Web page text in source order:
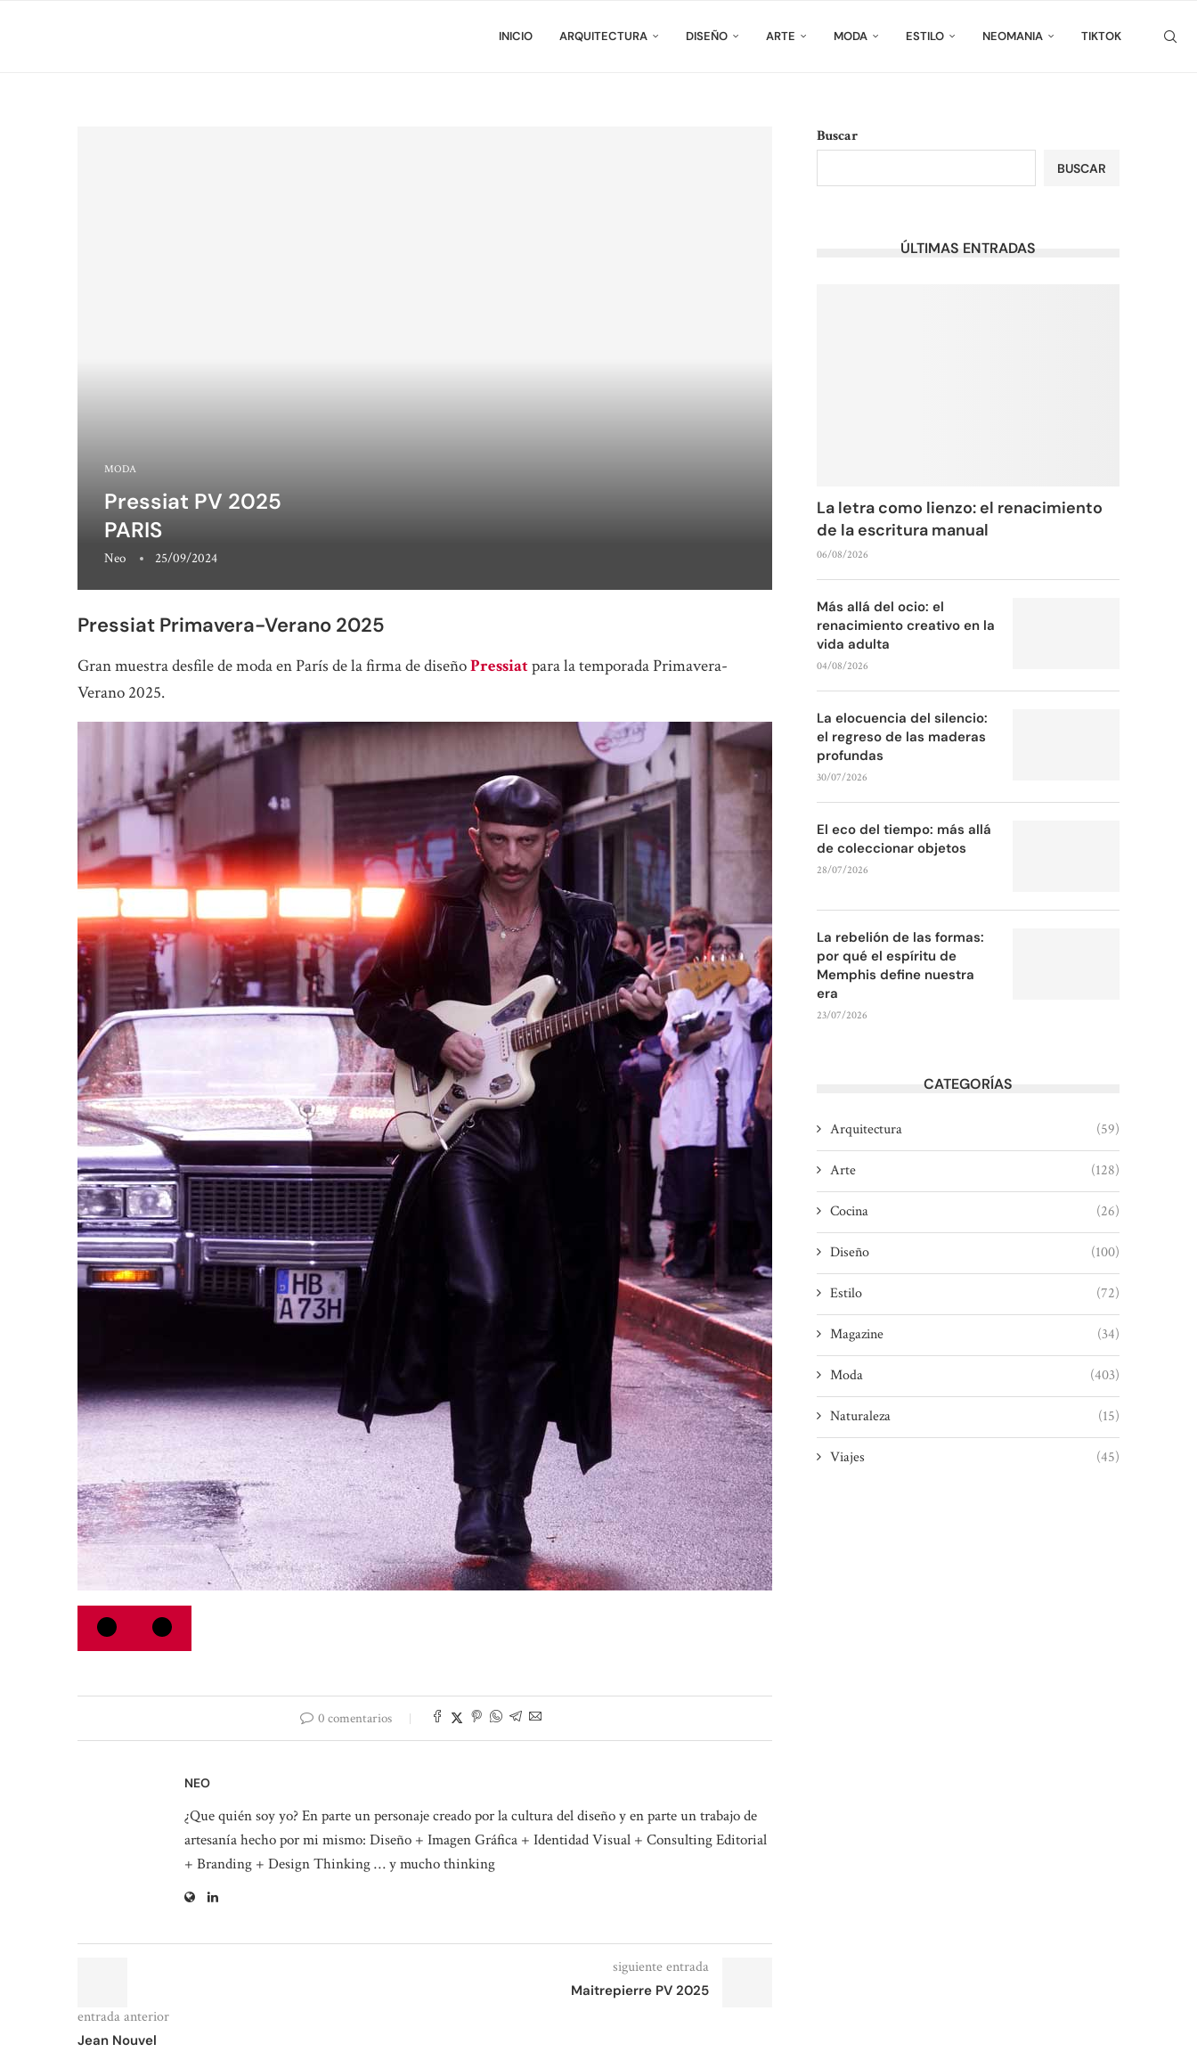
INICIO ARQUITECTURA DISEÑO ARTE MODA ESTILO NEOMANIA TIKTOK
MODA
Pressiat PV 2025
PARIS
Neo 25/09/2024
Pressiat Primavera-Verano 2025
Gran muestra desfile de moda en París de la firma de diseñoPressiatpara la temporada Primavera-
Verano 2025.
0 comentarios
NEO
¿Que quién soy yo? En parte un personaje creado por la cultura del diseño y en parte un trabajo de
artesanía hecho por mi mismo: Diseño + Imagen Gráfica + Identidad Visual + Consulting Editorial
+ Branding + Design Thinking … y mucho thinking
entrada anterior
Jean Nouvel
siguiente entrada
Maitrepierre PV 2025
Buscar
BUSCAR
ÚLTIMAS ENTRADAS
La letra como lienzo: el renacimiento
de la escritura manual
06/08/2026
Más allá del ocio: el
renacimiento creativo en la
vida adulta
04/08/2026
La elocuencia del silencio:
el regreso de las maderas
profundas
30/07/2026
El eco del tiempo: más allá
de coleccionar objetos
28/07/2026
La rebelión de las formas:
por qué el espíritu de
Memphis define nuestra
era
23/07/2026
CATEGORÍAS
Arquitectura (59)
Arte (128)
Cocina (26)
Diseño (100)
Estilo (72)
Magazine (34)
Moda (403)
Naturaleza (15)
Viajes (45)